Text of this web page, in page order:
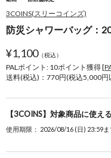
3COINS(スリーコインズ)
防災シャワーバッグ：
¥1,100（税込）
PALポイント: 10ポイント獲得 [
送料(税込)：770円(税込5,000
【3COINS】対象商品に使え
使用期限： 2026/08/16 (日) 23:59ま